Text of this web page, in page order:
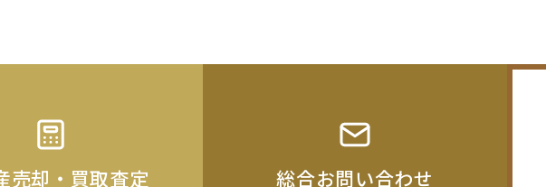
売却・買取査定 総合お問い合わせ